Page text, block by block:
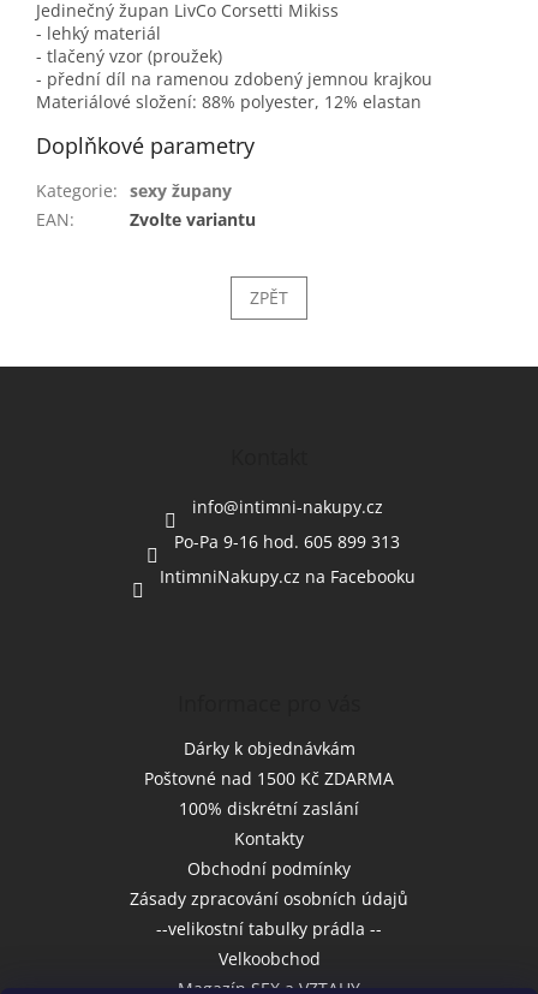
Jedinečný župan LivCo Corsetti Mikiss
- lehký materiál
- tlačený vzor (proužek)
- přední díl na ramenou zdobený jemnou krajkou
Materiálové složení: 88% polyester, 12% elastan
Doplňkové parametry
Kategorie: sexy župany
EAN: Zvolte variantu
ZPĚT
info@intimni-nakupy.cz
Po-Pa 9-16 hod. 605 899 313
IntimniNakupy.cz na Facebooku
Dárky k objednávkám
Poštovné nad 1500 Kč ZDARMA
100% diskrétní zaslání
Kontakty
Obchodní podmínky
Zásady zpracování osobních údajů
--velikostní tabulky prádla --
Velkoobchod
Magazín SEX a VZTAHY